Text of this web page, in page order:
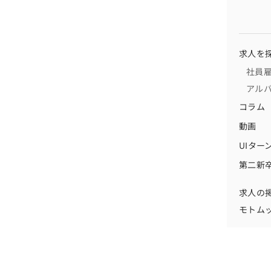
求人を
社員
アル
コラム
動画
UIター
第二新
求人の
モトム